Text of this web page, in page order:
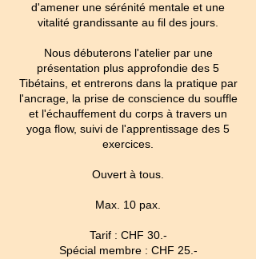
d'amener une sérénité mentale et une
vitalité grandissante au fil des jours.
Nous débuterons l'atelier par une
présentation plus approfondie des 5
Tibétains, et entrerons dans la pratique par
l'ancrage, la prise de conscience du souffle
et l'échauffement du corps à travers un
yoga flow, suivi de l'apprentissage des 5
exercices.
Ouvert à tous.
Max. 10 pax.
Tarif : CHF 30.-
Spécial membre : CHF 25.-